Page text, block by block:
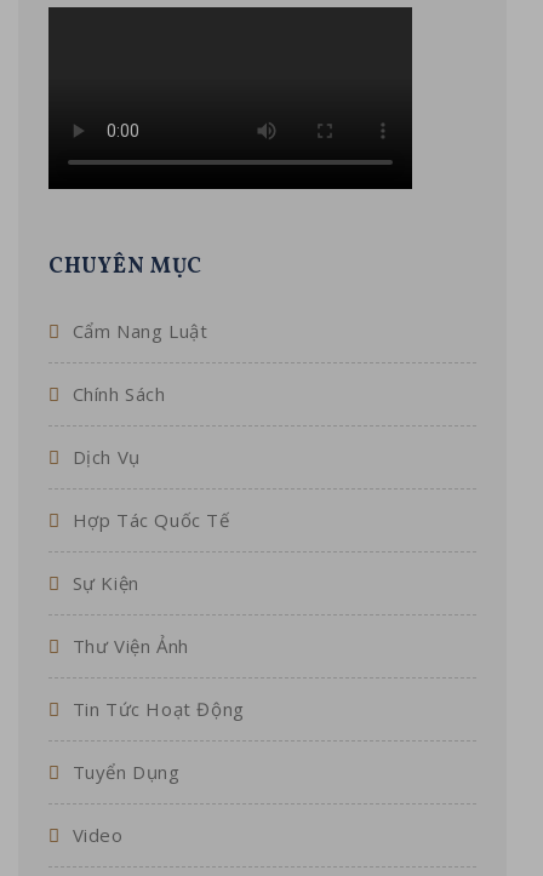
CHUYÊN MỤC
Cẩm Nang Luật
Chính Sách
Dịch Vụ
Hợp Tác Quốc Tế
Sự Kiện
Thư Viện Ảnh
Tin Tức Hoạt Động
Tuyển Dụng
Video